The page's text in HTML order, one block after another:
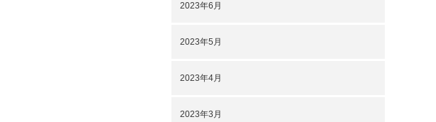
2023年6月
2023年5月
2023年4月
2023年3月